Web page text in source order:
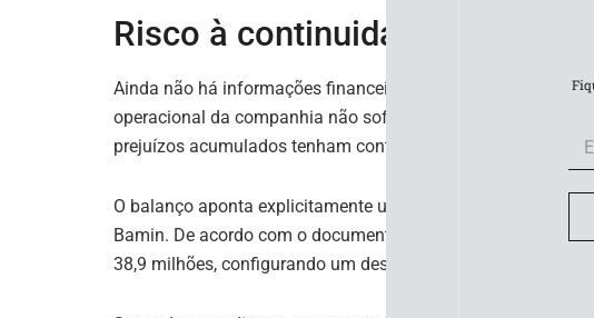
Risco à continuidade
Ainda não há informações financeiras consolidadas
operacional da companhia não sofreu alterações estruturais
prejuízos acumulados tenham continuado a crescer.
O balanço aponta explicitamente uma “incerteza relevante
Bamin. De acordo com o documento, o passivo circulante da
38,9 milhões, configurando um desequilíbrio patrimonial